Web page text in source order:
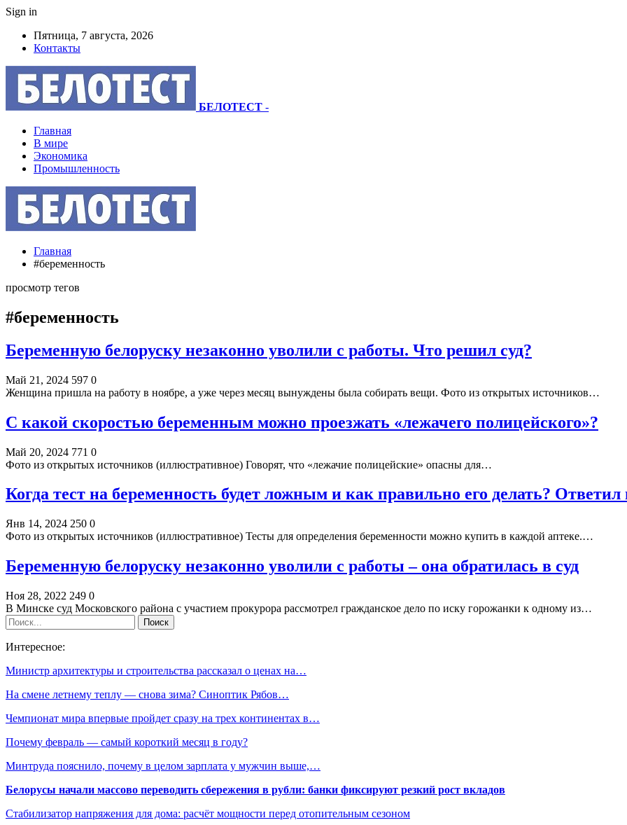
Sign in
Пятница, 7 августа, 2026
Контакты
БЕЛОТЕСТ -
Главная
В мире
Экономика
Промышленность
Главная
#беременность
просмотр тегов
#беременность
Беременную белоруску незаконно уволили с работы. Что решил суд?
Май 21, 2024 597 0
Женщина пришла на работу в ноябре, а уже через месяц вынуждены была собирать вещи. Фото из открытых источников…
С какой скоростью беременным можно проезжать «лежачего полицейского»?
Май 20, 2024 771 0
Фото из открытых источников (иллюстративное) Говорят, что «лежачие полицейские» опасны для…
Когда тест на беременность будет ложным и как правильно его делать? Ответил
Янв 14, 2024 250 0
Фото из открытых источников (иллюстративное) Тесты для определения беременности можно купить в каждой аптеке.…
Беременную белоруску незаконно уволили с работы – она обратилась в суд
Ноя 28, 2022 249 0
В Минске суд Московского района с участием прокурора рассмотрел гражданское дело по иску горожанки к одному из…
Интересное:
Министр архитектуры и строительства рассказал о ценах на…
На смене летнему теплу — снова зима? Синоптик Рябов…
Чемпионат мира впервые пройдет сразу на трех континентах в…
Почему февраль — самый короткий месяц в году?
Минтруда пояснило, почему в целом зарплата у мужчин выше,…
Белорусы начали массово переводить сбережения в рубли: банки фиксируют резкий рост вкладов
Стабилизатор напряжения для дома: расчёт мощности перед отопительным сезоном